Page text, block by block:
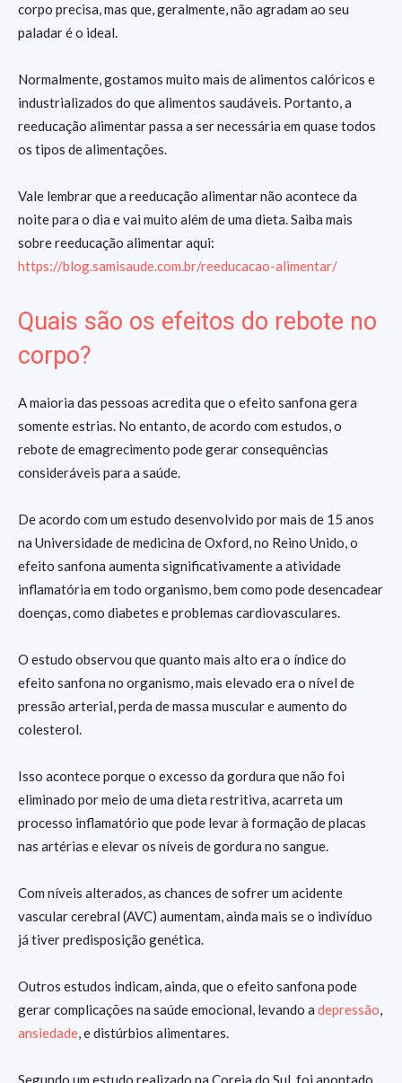
corpo precisa, mas que, geralmente, não agradam ao seu
paladar é o ideal.
Normalmente, gostamos muito mais de alimentos calóricos e
industrializados do que alimentos saudáveis. Portanto, a
reeducação alimentar passa a ser necessária em quase todos
os tipos de alimentações.
Vale lembrar que a reeducação alimentar não acontece da
noite para o dia e vai muito além de uma dieta. Saiba mais
sobre reeducação alimentar aqui:
https://blog.samisaude.com.br/reeducacao-alimentar/
Quais são os efeitos do rebote no
corpo?
A maioria das pessoas acredita que o efeito sanfona gera
somente estrias. No entanto, de acordo com estudos, o
rebote de emagrecimento pode gerar consequências
consideráveis para a saúde.
De acordo com um estudo desenvolvido por mais de 15 anos
na Universidade de medicina de Oxford, no Reino Unido, o
efeito sanfona aumenta significativamente a atividade
inflamatória em todo organismo, bem como pode desencadear
doenças, como diabetes e problemas cardiovasculares.
O estudo observou que quanto mais alto era o índice do
efeito sanfona no organismo, mais elevado era o nível de
pressão arterial, perda de massa muscular e aumento do
colesterol.
Isso acontece porque o excesso da gordura que não foi
eliminado por meio de uma dieta restritiva, acarreta um
processo inflamatório que pode levar à formação de placas
nas artérias e elevar os níveis de gordura no sangue.
Com níveis alterados, as chances de sofrer um acidente
vascular cerebral (AVC) aumentam, ainda mais se o indivíduo
já tiver predisposição genética.
Outros estudos indicam, ainda, que o efeito sanfona pode
gerar complicações na saúde emocional, levando a depressão,
ansiedade, e distúrbios alimentares.
Segundo um estudo realizado na Coreia do Sul, foi apontado